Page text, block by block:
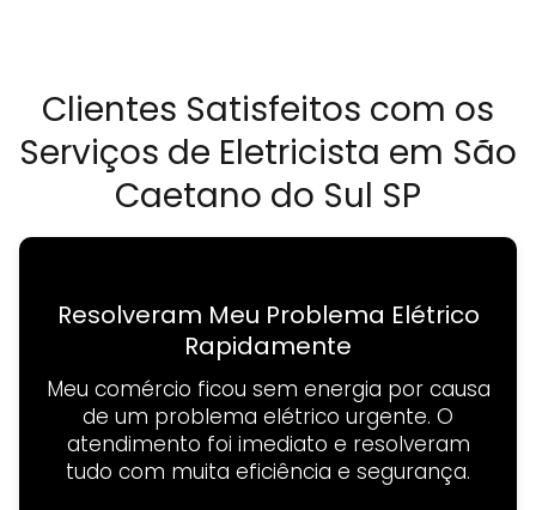
Clientes Satisfeitos com os
Serviços de Eletricista em São
Caetano do Sul SP
Resolveram Meu Problema Elétrico
Rapidamente
Meu comércio ficou sem energia por causa
de um problema elétrico urgente. O
atendimento foi imediato e resolveram
tudo com muita eficiência e segurança.